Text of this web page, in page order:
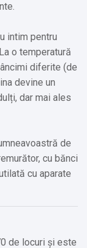
intim pentru
o temperatură
diferite (de
devine un
dar mai ales
de
cu bănci
cu aparate
de locuri și este